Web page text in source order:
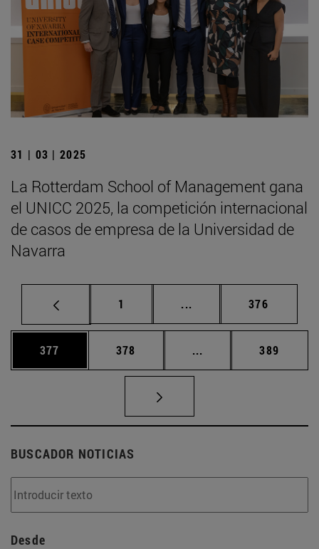
31 | 03 | 2025
La Rotterdam School of Management gana
el UNICC 2025, la competición internacional
de casos de empresa de la Universidad de
Navarra
Página
1 ... Páginas intermedias
Página
376
Página
377 Página
378 ... Páginas intermedias
Página
389
BUSCADOR NOTICIAS
Desde